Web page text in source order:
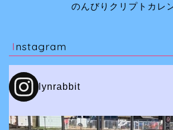
のんびりクリプトカレ
Instagram
lynrabbit